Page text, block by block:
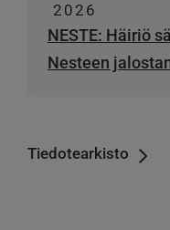
2026
NESTE: Häiriö
Nesteen
Tiedotearkisto